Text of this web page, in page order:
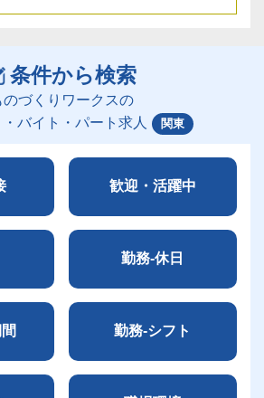
条件から検索
のづくりワークスの
バイト・パート求人
関東
歓迎・活躍中
勤務-休日
勤務-シフト